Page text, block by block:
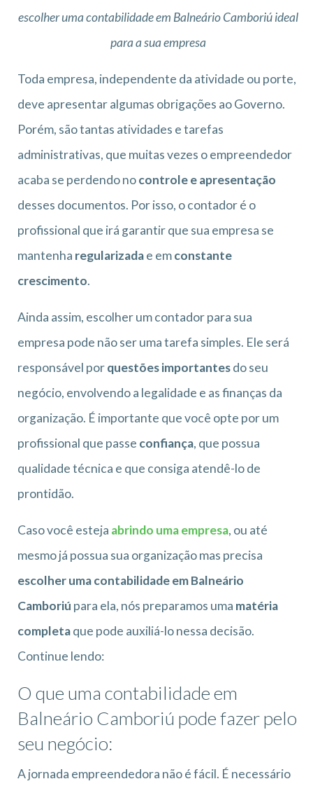
escolher uma contabilidade em Balneário Camboriú ideal
para a sua empresa
Toda empresa, independente da atividade ou porte,
deve apresentar algumas obrigações ao Governo.
Porém, são tantas atividades e tarefas
administrativas, que muitas vezes o empreendedor
acaba se perdendo nocontrole e apresentação
desses documentos. Por isso, o contador é o
profissional que irá garantir que sua empresa se
mantenha regularizadae emconstante
crescimento.
Ainda assim, escolher um contador para sua
empresa pode não ser uma tarefa simples. Ele será
responsável porquestões importantesdo seu
negócio, envolvendo a legalidade e as finanças da
organização. É importante que você opte por um
profissional que passe confiança, que possua
qualidade técnica e que consiga atendê-lo de
prontidão.
Caso você esteja abrindo uma empresa, ou até
mesmo já possua sua organização mas precisa
escolher uma contabilidade em Balneário
Camboriú para ela, nós preparamos uma matéria
completaque pode auxiliá-lo nessa decisão.
Continue lendo:
O que uma contabilidade em
Balneário Camboriú pode fazer pelo
seu negócio:
A jornada empreendedora não é fácil. É necessário